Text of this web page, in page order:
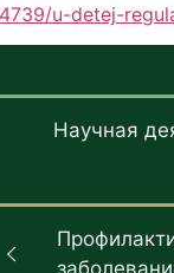
u-detej-
Научная